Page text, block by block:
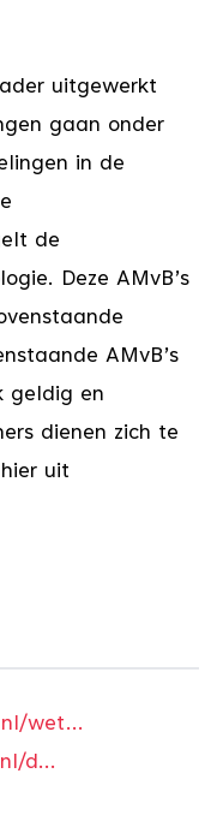
uitgewerkt
gaan onder
in de
de
Deze AMvB’s
AMvB’s
geldig en
dienen zich te
uit
wet...
d...